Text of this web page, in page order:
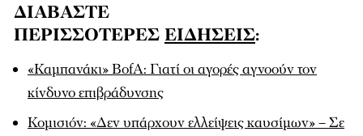
ΔΙΑΒΑΣΤΕ
ΠΕΡΙΣΣΟΤΕΡΕΣ ΕΙΔΗΣΕΙΣ:
«Καμπανάκι» BofA: Γιατί οι αγορές αγνοούν τον
κίνδυνο επιβράδυνσης
Κομισιόν: «Δεν υπάρχουν ελλείψεις καυσίμων» – Σε